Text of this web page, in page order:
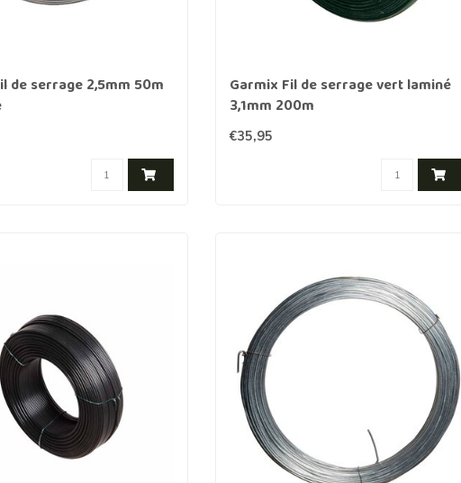
de serrage 2,5mm 50m
Garmix Fil de serrage vert laminé
3,1mm 200m
€35,95